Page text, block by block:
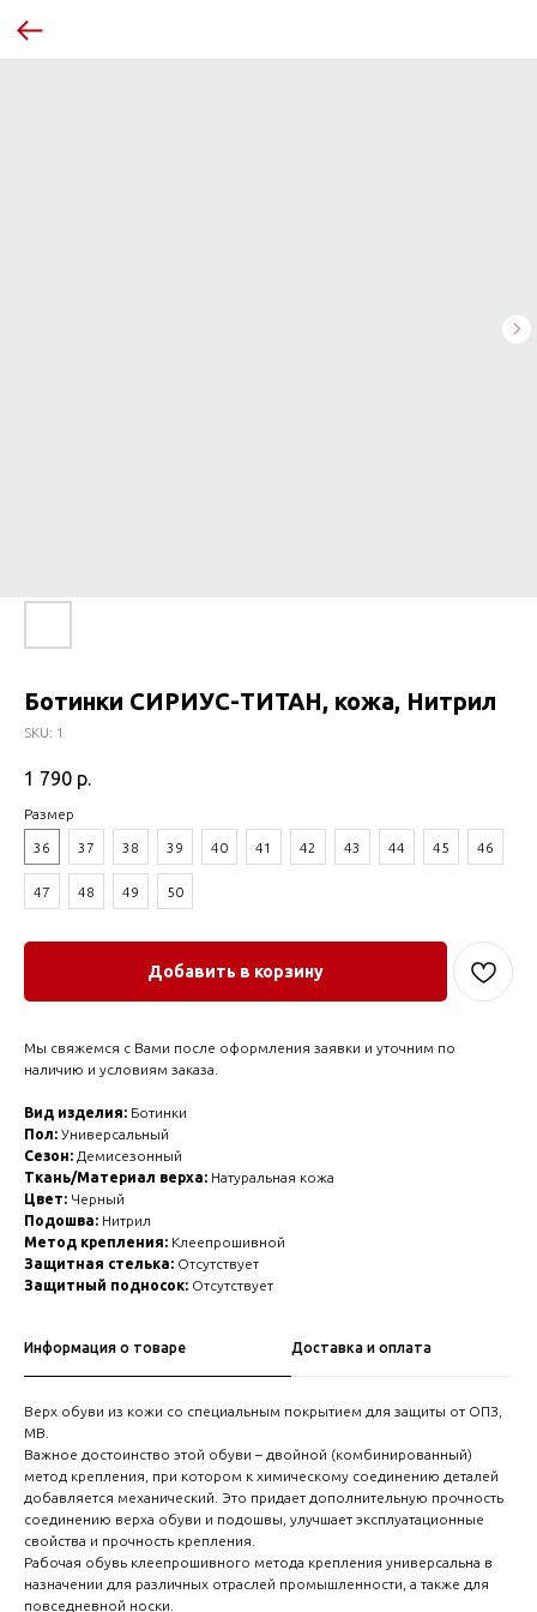
Ботинки СИРИУС-ТИТАН, кожа, Нитрил
SKU: 1
1 790 р.
Размер
36 37 38 39 40 41 42 43 44 45 46
47 48 49 50
Добавить в корзину
Мы свяжемся с Вами после оформления заявки и уточним по
наличию и условиям заказа.
Вид изделия: Ботинки
Пол: Универсальный
Сезон: Демисезонный
Ткань/Материал верха: Натуральная кожа
Цвет: Черный
Подошва: Нитрил
Метод крепления: Клеепрошивной
Защитная стелька: Отсутствует
Защитный подносок: Отсутствует
Информация о товаре Доставка и оплата
Верх обуви из кожи со специальным покрытием для защиты от ОПЗ,
МВ.
Важное достоинство этой обуви – двойной (комбинированный)
метод крепления, при котором к химическому соединению деталей
добавляется механический. Это придает дополнительную прочность
соединению верха обуви и подошвы, улучшает эксплуатационные
свойства и прочность крепления.
Рабочая обувь клеепрошивного метода крепления универсальна в
назначении для различных отраслей промышленности, а также для
повседневной носки.